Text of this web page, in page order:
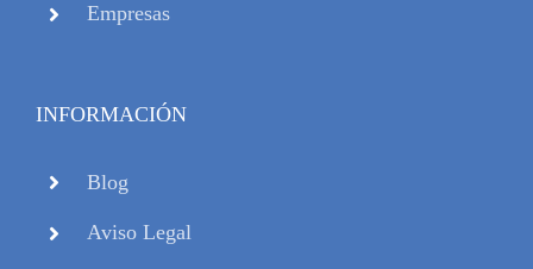
Empresas
INFORMACIÓN
Blog
Aviso Legal